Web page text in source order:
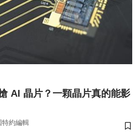
AI 晶片？一顆晶片真的能影
特約編輯
儲